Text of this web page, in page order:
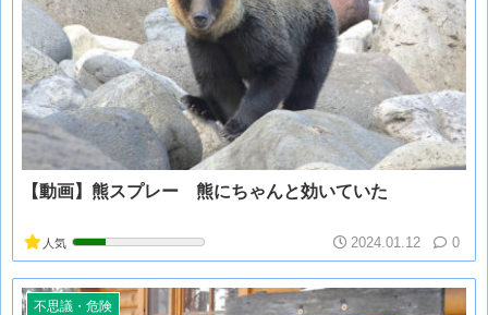
【動画】熊スプレー 熊にちゃんと効いていた
人気 2024.01.12 0
不思議・危険